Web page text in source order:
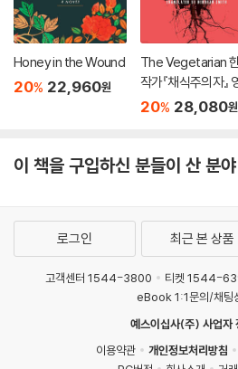
Honey in the Wound
20% 22,960원
The Vegetarian
작가『채식주의자』
판 (미국판)
20% 28,080원
이 책을 구입하신 분들이 산 분
로그인 최근 본 상품
고객센터 1544-3800 티켓 1544-
eBook 1:1문의/채팅
예스이십사(주) 사업자
이용약관
개인정보처리방침